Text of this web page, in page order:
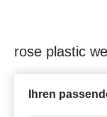
rose plastic
Ihren